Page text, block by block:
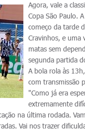
Agora, vale a
Copa São Paulo.
começo da tarde
Cravinhos, e uma
matas sem
segunda partida
A bola rola às
com transmissão
"Como já era
extremamente
na última rodada.
Vai nos trazer